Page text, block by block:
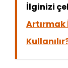
İlginizi
Artırmak